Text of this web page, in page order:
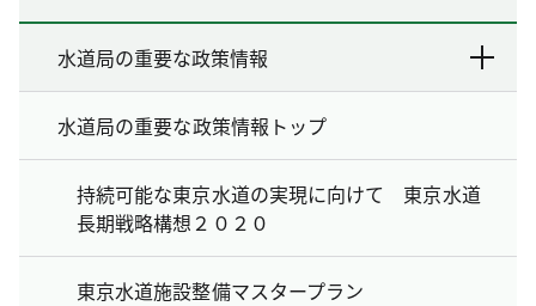
水道局の重要な政策情報
水道局の重要な政策情報トップ
持続可能な東京水道の実現に向けて 東京水道
長期戦略構想２０２０
東京水道施設整備マスタープラン